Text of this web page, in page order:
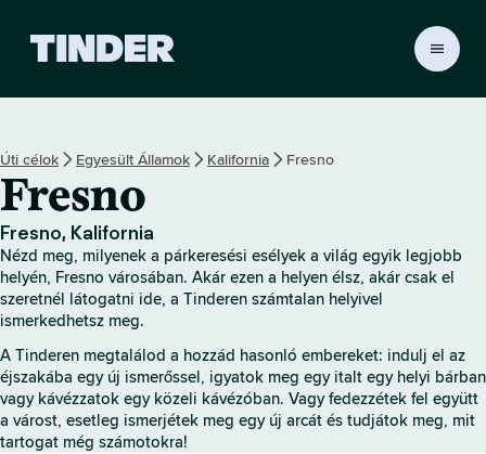
r
d
ő
o
a
l
Úti célok Egyesült Államok Kalifornia Fresno
Fresno
Fresno, Kalifornia
Nézd meg, milyenek a párkeresési esélyek a világ egyik legjobb
helyén, Fresno városában. Akár ezen a helyen élsz, akár csak el
szeretnél látogatni ide, a Tinderen számtalan helyivel
ismerkedhetsz meg.
A Tinderen megtalálod a hozzád hasonló embereket: indulj el az
éjszakába egy új ismerőssel, igyatok meg egy italt egy helyi bárban
vagy kávézzatok egy közeli kávézóban. Vagy fedezzétek fel együtt
a várost, esetleg ismerjétek meg egy új arcát és tudjátok meg, mit
tartogat még számotokra!